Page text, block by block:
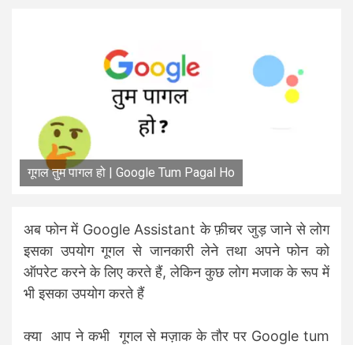
गूगल तुम पागल हो | Google Tum Pagal Ho
अब फोन में Google Assistant के फ़ीचर जुड़ जाने से लोग
इसका उपयोग गूगल से जानकारी लेने तथा अपने फोन को
ऑपरेट करने के लिए करते हैं, लेकिन कुछ लोग मजाक के रूप में
भी इसका उपयोग करते हैं
क्या आप ने कभी गूगल से मज़ाक के तौर पर Google tum